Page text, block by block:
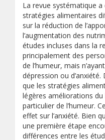
La revue systématique
stratégies alimentaires
sur la réduction de
l’augmentation des
études incluses dans la
principalement des
de l’humeur, mais
dépression ou
que les stratégies
légères améliorations
particulier de l’humeur.
effet sur l’anxiété. Bien
une première étape
différences entre les